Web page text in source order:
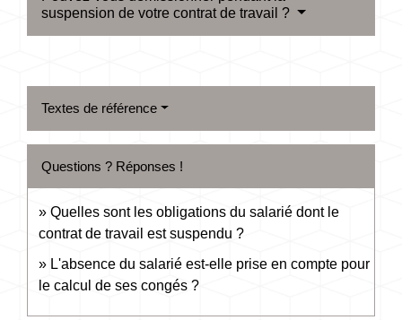
suspension de votre contrat de travail ?
Textes de référence
Questions ? Réponses !
Quelles sont les obligations du salarié dont le
contrat de travail est suspendu ?
L'absence du salarié est-elle prise en compte pour
le calcul de ses congés ?